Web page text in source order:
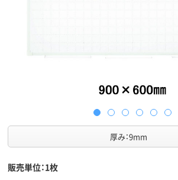
厚み：9mm
販売単位：1枚